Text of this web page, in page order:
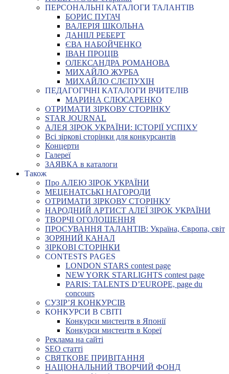
ПЕРСОНАЛЬНІ КАТАЛОГИ ТАЛАНТІВ
БОРИС ПУГАЧ
ВАЛЕРІЯ ШКОЛЬНА
ДАНІІЛ РЕБЕРТ
ЄВА НАБОЙЧЕНКО
ІВАН ПРОЦІВ
ОЛЕКСАНДРА РОМАНОВА
МИХАЙЛО ЖУРБА
МИХАЙЛО СЛЄПУХІН
ПЕДАГОГІЧНІ КАТАЛОГИ ВЧИТЕЛІВ
МАРИНА СЛЮСАРЕНКО
ОТРИМАТИ ЗІРКОВУ СТОРІНКУ
STAR JOURNAL
АЛЕЯ ЗІРОК УКРАЇНИ: ІСТОРІЇ УСПІХУ
Всі зіркові сторінки для конкурсантів
Концерти
Галереї
ЗАЯВКА в каталоги
Також
Про АЛЕЮ ЗІРОК УКРАЇНИ
МЕЦЕНАТСЬКІ НАГОРОДИ
ОТРИМАТИ ЗІРКОВУ СТОРІНКУ
НАРОДНИЙ АРТИСТ АЛЕЇ ЗІРОК УКРАЇНИ
ТВОРЧІ ОГОЛОШЕННЯ
ПРОСУВАННЯ ТАЛАНТІВ: Україна, Європа, світ
ЗОРЯНИЙ КАНАЛ
ЗІРКОВІ СТОРІНКИ
CONTESTS PAGES
LONDON STARS contest page
NEW YORK STARLIGHTS contest page
PARIS: TALENTS D’EUROPE, page du
concours
СУЗІР’Я КОНКУРСІВ
КОНКУРСИ В СВІТІ
Конкурси мистецтв в Японії
Конкурси мистецтв в Кореї
Реклама на сайті
SEO статті
СВЯТКОВЕ ПРИВІТАННЯ
НАЦІОНАЛЬНИЙ ТВОРЧИЙ ФОНД